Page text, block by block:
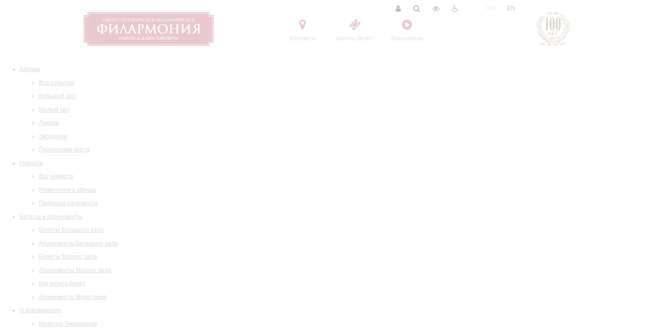
Контакты Купить билет Трансляции
EN
Афиша
Все события
Большой зал
Малый зал
Лекции
Экскурсии
Пушкинская карта
Новости
Все новости
Изменения в афише
Подписка на новости
Билеты и абонементы
Билеты Большого зала
Абонементы Большого зала
Билеты Малого зала
Абонементы Малого зала
Как купить билет
Абонементы Музитория
О филармонии
Маэстро Темирканов